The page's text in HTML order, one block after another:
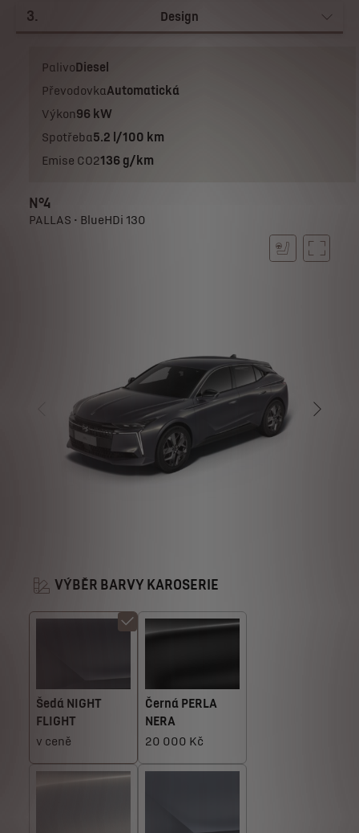
3. Design
N°4
PALLAS • BlueHDi 130
PalivoDiesel
PřevodovkaAutomatická
Výkon96 kW
Spotřeba5.2 l/100 km
Emise CO2136 g/km
VÝBĚR BARVY KAROSERIE
Šedá NIGHT
FLIGHT
v ceně
Černá PERLA
NERA
20 000 Kč